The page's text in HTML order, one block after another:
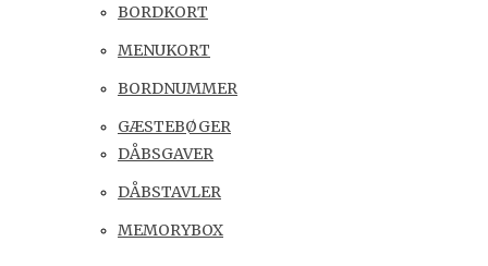
BORDKORT
MENUKORT
BORDNUMMER
GÆSTEBØGER
DÅBSGAVER
DÅBSTAVLER
MEMORYBOX